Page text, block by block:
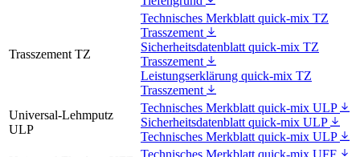
Trasszement TZ
Technisches Merkblatt quick-mix TZ
Trasszement
Sicherheitsdatenblatt quick-mix TZ
Trasszement
Leistungserklärung quick-mix TZ
Trasszement
Universal-Lehmputz
ULP
Technisches Merkblatt quick-mix ULP
Sicherheitsdatenblatt quick-mix ULP
Technisches Merkblatt quick-mix ULP
Technisches Merkblatt quick-mix UFF